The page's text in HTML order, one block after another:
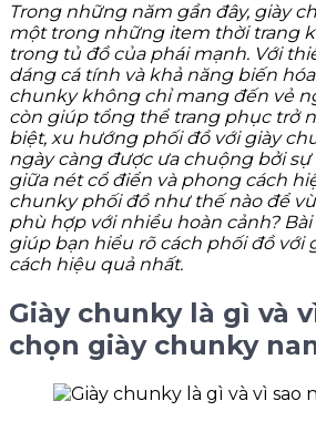
Trong những năm gần đây, giày
một trong những item thời trang
trong tủ đồ của phái mạnh. Với
dáng cá tính và khả năng biến
chunky không chỉ mang đến vẻ
còn giúp tổng thể trang phục trở
biệt, xu hướng phối đồ với giày
ngày càng được ưa chuộng bởi
giữa nét cổ điển và phong cách
chunky phối đồ như thế nào để
phù hợp với nhiều hoàn cảnh?
giúp bạn hiểu rõ cách phối đồ với
cách hiệu quả nhất.
Giày chunky là gì và
chọn giày chunky